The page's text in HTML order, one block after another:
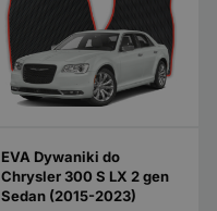
EVA Dywaniki do
Chrysler 300 S LX 2 gen
Sedan (2015-2023)